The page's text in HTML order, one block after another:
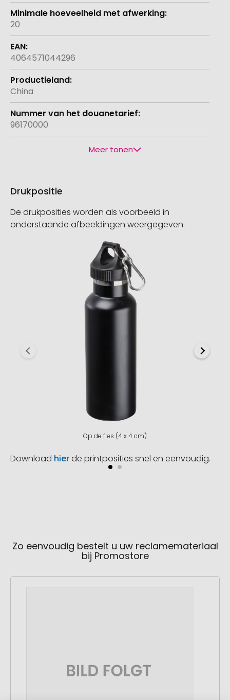
20
4064571044296
China
96170000
Meer tonen
Drukpositie
De drukposities worden als voorbeeld in
onderstaande afbeeldingen weergegeven.
Op de fles (4 x 4 cm)
Download hierde printposities snel en eenvoudig.
Zo eenvoudig bestelt u uw reclamemateriaal
bij Promostore